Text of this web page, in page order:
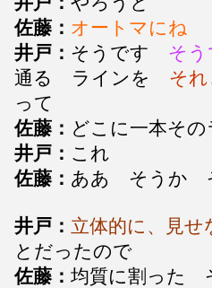
佐藤： オートマにね
井戸： そうです そ
通る ラインを そ
って
佐藤： どこに一本そ
井戸： これ
佐藤： ああ そうか
井戸： 立体的に、見せ
とだったので
佐藤： 均質に割った